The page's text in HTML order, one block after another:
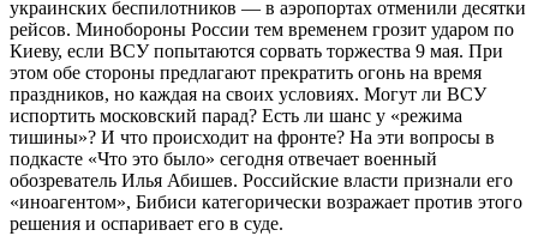
украинских беспилотников — в аэропортах отменили десятки
рейсов. Минобороны России тем временем грозит ударом по
Киеву, если ВСУ попытаются сорвать торжества 9 мая. При
этом обе стороны предлагают прекратить огонь на время
праздников, но каждая на своих условиях. Могут ли ВСУ
испортить московский парад? Есть ли шанс у «режима
тишины»? И что происходит на фронте? На эти вопросы в
подкасте «Что это было» сегодня отвечает военный
обозреватель Илья Абишев. Российские власти признали его
«иноагентом», Бибиси категорически возражает против этого
решения и оспаривает его в суде.